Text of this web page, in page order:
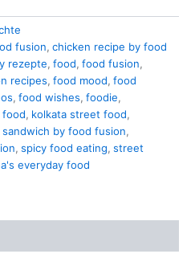
fusion, chicken recipe by food
rezepte, food, food fusion,
recipes, food mood, food
, food wishes, foodie,
food, kolkata street food,
sandwich by food fusion,
, spicy food eating, street
everyday food